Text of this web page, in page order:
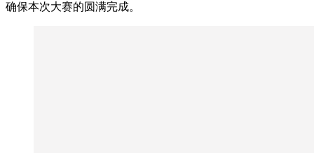
确保本次大赛的圆满完成。